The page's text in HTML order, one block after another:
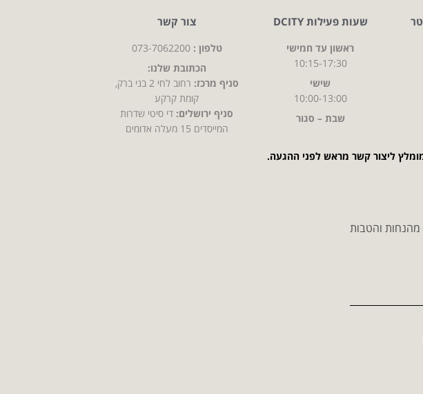
שעות פעילות DCITY
ראשון עד חמישי
10:15-17:30
שישי
10:00-13:00
שבת – סגור
צור קשר
טלפון : 073-7062200
הכתובת שלנו:
סניף מרכז:
רחוב לחי 2 בני ברק,
קומת קרקע
סניף ירושלים: די סיטי שדרות
המייסדים 15 מעלה אדומים
מומלץ ליצור קשר מראש לפני ההגעה.
מהנחות והטבות